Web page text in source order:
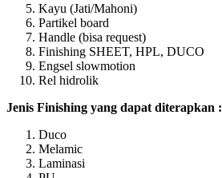
Kayu (Jati/Mahoni)
Partikel board
Handle (bisa request)
Finishing SHEET, HPL, DUCO
Engsel slowmotion
Rel hidrolik
Jenis Finishing yang dapat diterapkan :
Duco
Melamic
Laminasi